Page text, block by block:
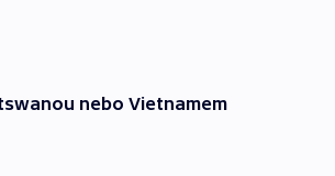
nebo Vietnamem